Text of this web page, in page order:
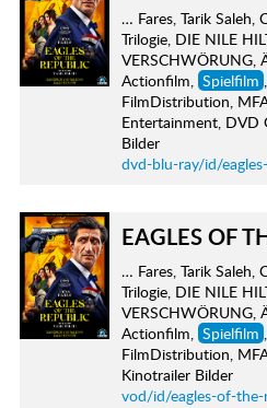
… Fares, Tarik Saleh,
Trilogie, DIE NILE
VERSCHWÖRUNG,
Actionfilm, Spielfilm
FilmDistribution,
Entertainment, DVD
Bilder
dvd-blu-ray/id/
EAGLES OF
… Fares, Tarik Saleh,
Trilogie, DIE NILE
VERSCHWÖRUNG,
Actionfilm, Spielfilm
FilmDistribution,
Kinotrailer Bilder
vod/id/eagles-of-